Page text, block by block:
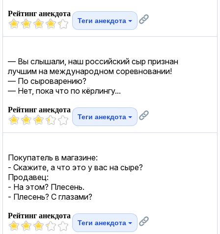
Рейтинг анекдота
Теги анекдота
— Вы слышали, наш российский сыр признан
лучшим на международном соревновании!
— По сыроварению?
— Нет, пока что по кёрлингу...
Рейтинг анекдота
Теги анекдота
Покупатель в магазине:
- Скажите, а что это у вас на сыре?
Продавец:
- На этом? Плесень.
- Плесень? С глазами?
Рейтинг анекдота
Теги анекдота